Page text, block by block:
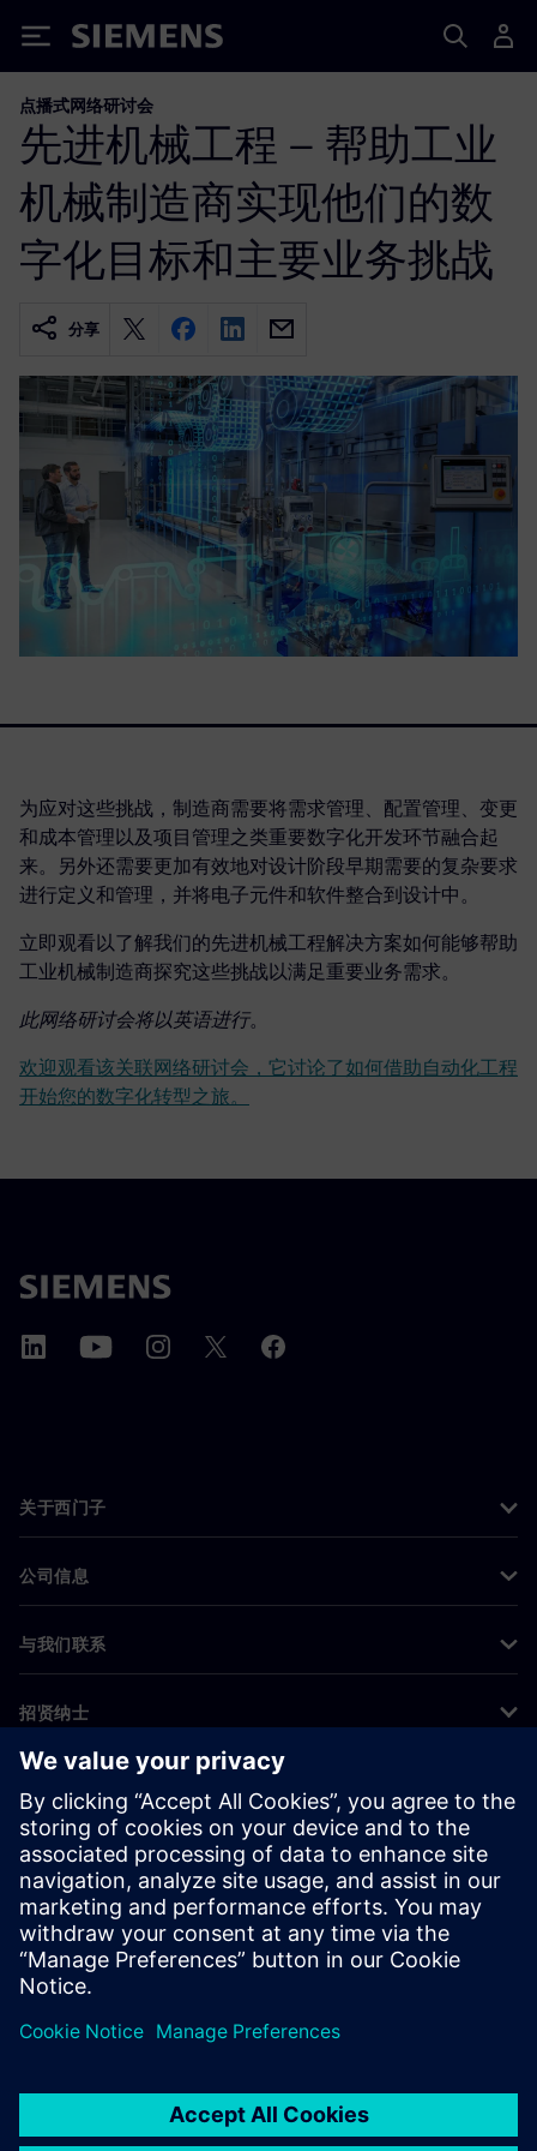
Siemens
点播式网络研讨会
先进机械工程 – 帮助工业
机械制造商实现他们的数
字化目标和主要业务挑战
分享
为应对这些挑战，制造商需要将需求管理、配置管理、变更
和成本管理以及项目管理之类重要数字化开发环节融合起
来。另外还需要更加有效地对设计阶段早期需要的复杂要求
进行定义和管理，并将电子元件和软件整合到设计中。
立即观看以了解我们的先进机械工程解决方案如何能够帮助
工业机械制造商探究这些挑战以满足重要业务需求。
此网络研讨会将以英语进行。
欢迎观看该关联网络研讨会，它讨论了如何借助自动化工程
开始您的数字化转型之旅。
关于西门子
公司信息
与我们联系
招贤纳士
©Siemens 2026
企业信息
隐私声明
Cookie 声明
使用条款
数字身份证